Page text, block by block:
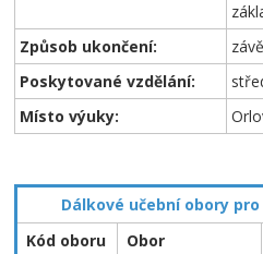
Způsob ukončení:
Poskytované vzdělání:
Místo výuky:
Dálkové učební obory
Kód oboru
Obor